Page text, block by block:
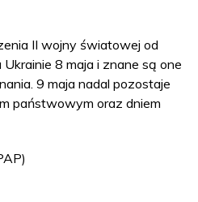
II wojny światowej od
8 maja i znane są one
9 maja nadal pozostaje
państwowym oraz dniem